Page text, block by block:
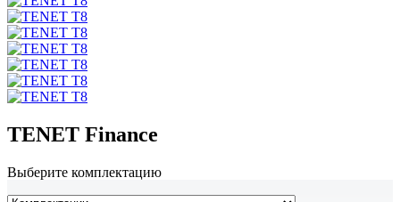
TENET Finance
Выберите комплектацию